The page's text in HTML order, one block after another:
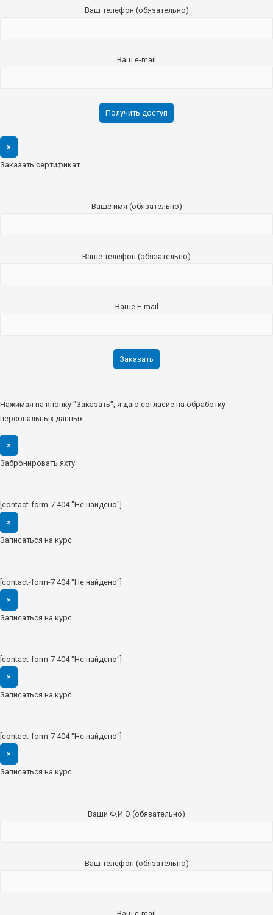
Ваш телефон (обязательно)
Ваш e-mail
×
Заказать сертификат
Ваше имя (обязательно)
Ваше телефон (обязательно)
Ваше E-mail
Нажимая на кнопку "Заказать", я даю согласие на обработку
персональных данных
×
Забронировать яхту
[contact-form-7 404 "Не найдено"]
×
Записаться на курс
[contact-form-7 404 "Не найдено"]
×
Записаться на курс
[contact-form-7 404 "Не найдено"]
×
Записаться на курс
[contact-form-7 404 "Не найдено"]
×
Записаться на курс
Ваши Ф.И.О (обязательно)
Ваш телефон (обязательно)